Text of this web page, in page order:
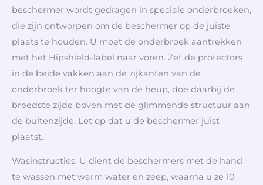
beschermer wordt gedragen in speciale onderbroeken,
die zijn ontworpen om de beschermer op de juiste
plaats te houden. U moet de onderbroek aantrekken
met het Hipshield-label naar voren. Zet de protectors
in de beide vakken aan de zijkanten van de
onderbroek ter hoogte van de heup, doe daarbij de
breedste zijde boven met de glimmende structuur aan
de buitenzijde. Let op dat u de beschermer juist
plaatst.
Wasinstructies: U dient de beschermers met de hand
te wassen met warm water en zeep, waarna u ze 10